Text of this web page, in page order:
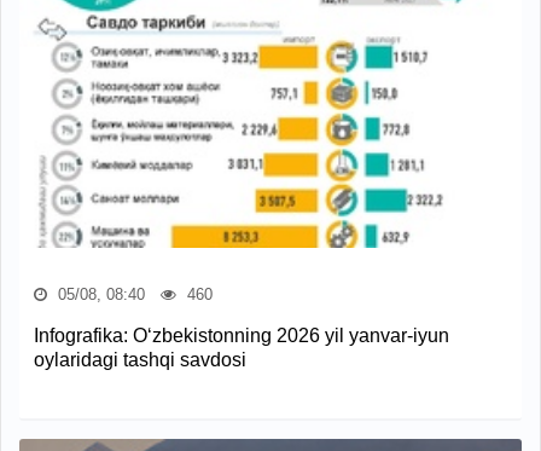
05/08, 08:40 460
Infografika: O‘zbekistonning 2026 yil yanvar-iyun
oylaridagi tashqi savdosi